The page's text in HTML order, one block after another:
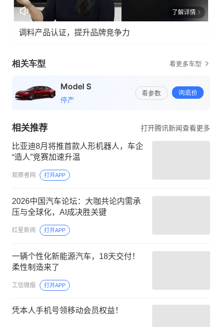
了解详情
调料产品认证，提升品牌竞争力
相关推荐 打开腾讯新闻查看更多
​比亚迪8月将推首款人形机器人，车企
“造人”竞赛加速升温
观察者网 打开APP
2026中国汽车论坛：大咖共论内需承
压与全球化，AI成决胜关键
红星新闻 打开APP
一辆个性化新能源汽车，18天交付！
柔性制造来了
工信微报 打开APP
凭本人手机号领移动会员权益！